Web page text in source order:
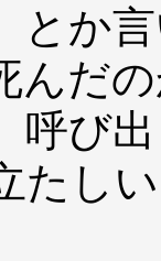
とか
だ
呼び
たし